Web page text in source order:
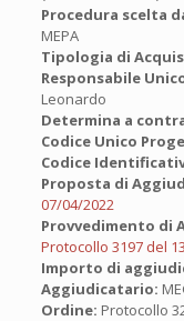
Procedura scelta
MEPA
Tipologia di
Responsabile
Leonardo
Determina a
Codice Unico
Codice
Proposta di
07/04/2022
Provvedimento di
Protocollo 3197 del
Importo di
Aggiudicatario:
Ordine: Protocollo